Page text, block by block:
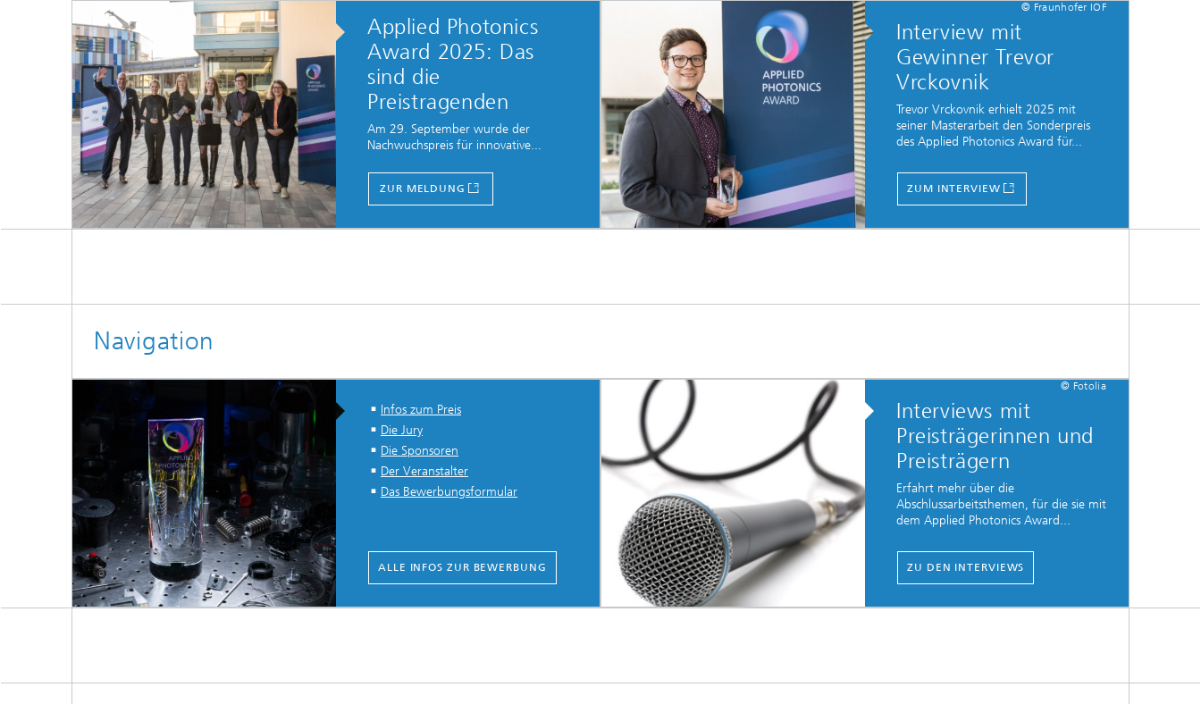
Applied Photonics
Award 2025: Das
sind die
Preistragenden
Am 29. September wurde der
Nachwuchspreis für innovative...
ZUR MELDUNG
© Fraunhofer IOF
Interview mit
Gewinner Trevor
Vrckovnik
Trevor Vrckovnik erhielt 2025 mit
seiner Masterarbeit den Sonderpreis
des Applied Photonics Award für...
ZUM INTERVIEW
Navigation
Infos zum Preis
Die Jury
Die Sponsoren
Der Veranstalter
Das Bewerbungsformular
ALLE INFOS ZUR BEWERBUNG
© Fotolia
Interviews mit
Preis­trägerinnen und
Preisträgern
Erfahrt mehr über die
Abschlussarbeitsthemen, für die sie mit
dem Applied Photonics Award...
ZU DEN INTERVIEWS